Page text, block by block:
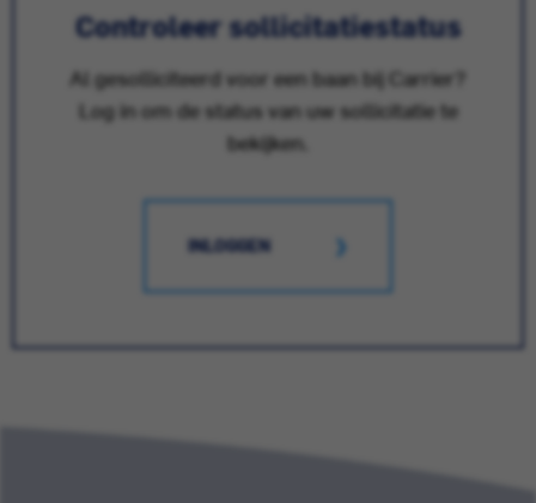
Controleer sollicitatiestatus
Al gesolliciteerd voor een baan bij Carrier?
Log in om de status van uw sollicitatie te
bekijken.
INLOGGEN